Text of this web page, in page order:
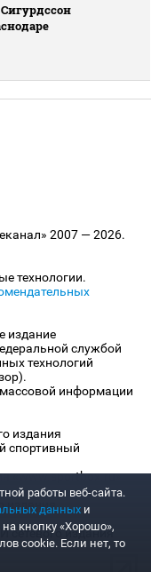
2007 — 2026.
технологии.
издание
службой
технологий
массовой информации
издания
спортивный
«www.sportbox.ru»:
издания
сетевого издания
работы веб-сайта.
данных и
кнопку «Хорошо»,
cookie. Если нет, то